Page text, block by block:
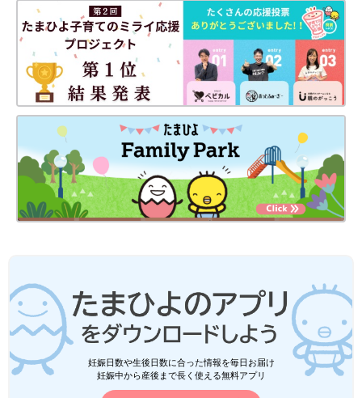
赤ちゃんと被災したとき、お世話グッズがたり
ず困るかもしれません。コロナ禍で、支援物資
が届くまでに時間がかかってしまうことも心配
されます。
色々と準備したのに役立たなかったとしても「使わないでよかっ
た。平和でよかった」と、喜ぶことが結果幸せだということにな
りますね。
※記事の内容は記事執筆当時の情報であり、現在と異なる場合が
あります。
冨川 万美（とみかわ まみ）さん
PROFILE
NPO法人 MAMA-PLUG事業代表。
妊娠日数や生後日数に合った情報を毎日お届け
妊娠中から産後まで長く使える無料アプリ